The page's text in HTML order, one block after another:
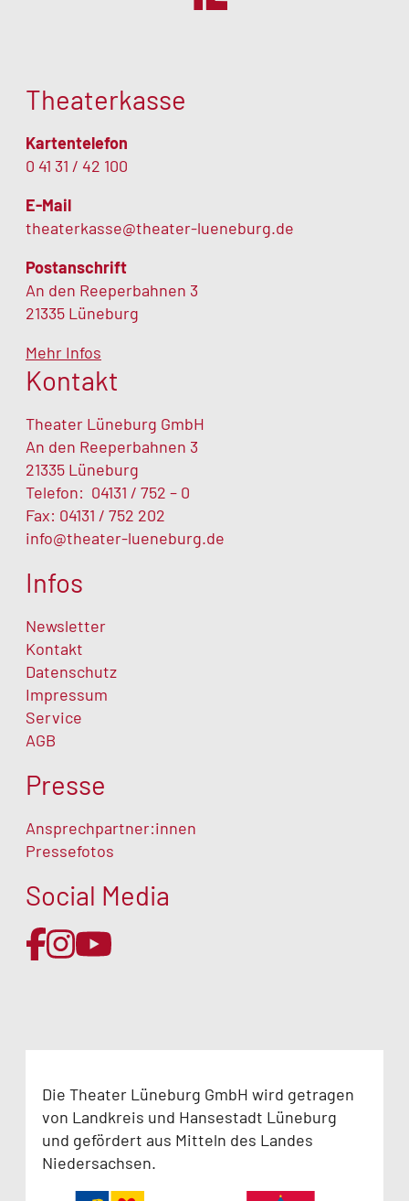
Theaterkasse
Kartentelefon
0 41 31 / 42 100
E-Mail
theaterkasse@theater-lueneburg.de
Postanschrift
An den Reeperbahnen 3
21335 Lüneburg
Mehr Infos
Kontakt
Theater Lüneburg GmbH
An den Reeperbahnen 3
21335 Lüneburg
Telefon: 04131 / 752 – 0
Fax: 04131 / 752 202
info@theater-lueneburg.de
Infos
Newsletter
Kontakt
Datenschutz
Impressum
Service
AGB
Presse
Ansprechpartner:innen
Pressefotos
Social Media
Die Theater Lüneburg GmbH wird getragen
von Landkreis und Hansestadt Lüneburg
und gefördert aus Mitteln des Landes
Niedersachsen.